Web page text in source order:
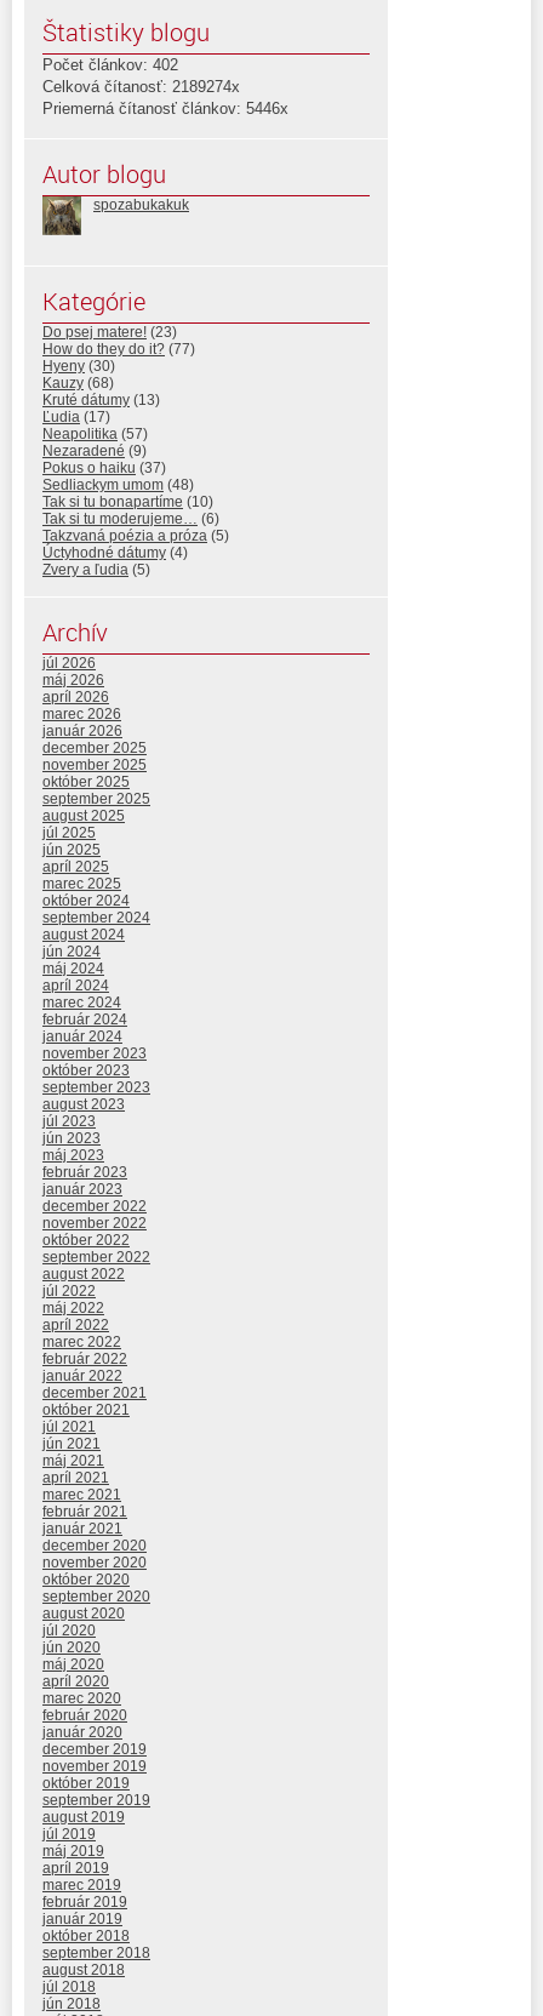
Štatistiky blogu
Počet článkov: 402
Celková čítanosť: 2189274x
Priemerná čítanosť článkov: 5446x
Autor blogu
spozabukakuk
Kategórie
Do psej matere! (23)
How do they do it? (77)
Hyeny (30)
Kauzy (68)
Kruté dátumy (13)
Ľudia (17)
Neapolitika (57)
Nezaradené (9)
Pokus o haiku (37)
Sedliackym umom (48)
Tak si tu bonapartíme (10)
Tak si tu moderujeme… (6)
Takzvaná poézia a próza (5)
Úctyhodné dátumy (4)
Zvery a ľudia (5)
Archív
júl 2026
máj 2026
apríl 2026
marec 2026
január 2026
december 2025
november 2025
október 2025
september 2025
august 2025
júl 2025
jún 2025
apríl 2025
marec 2025
október 2024
september 2024
august 2024
jún 2024
máj 2024
apríl 2024
marec 2024
február 2024
január 2024
november 2023
október 2023
september 2023
august 2023
júl 2023
jún 2023
máj 2023
február 2023
január 2023
december 2022
november 2022
október 2022
september 2022
august 2022
júl 2022
máj 2022
apríl 2022
marec 2022
február 2022
január 2022
december 2021
október 2021
júl 2021
jún 2021
máj 2021
apríl 2021
marec 2021
február 2021
január 2021
december 2020
november 2020
október 2020
september 2020
august 2020
júl 2020
jún 2020
máj 2020
apríl 2020
marec 2020
február 2020
január 2020
december 2019
november 2019
október 2019
september 2019
august 2019
júl 2019
máj 2019
apríl 2019
marec 2019
február 2019
január 2019
október 2018
september 2018
august 2018
júl 2018
jún 2018